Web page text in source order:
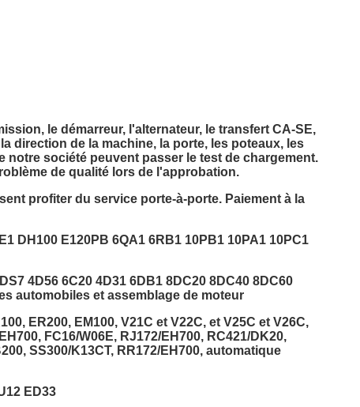
le démarreur, l'alternateur, le transfert CA-SE,
direction de la machine, la porte, les poteaux, les
société peuvent passer le test de chargement.
de qualité lors de l'approbation.
profiter du service porte-à-porte. Paiement à la
DH100 E120PB 6QA1 6RB1 10PB1 10PA1 10PC1
4D56 6C20 4D31 6DB1 8DC20 8DC40 8DC60
automobiles et assemblage de moteur
ER200, EM100, V21C et V22C, et V25C et V26C,
FC16/W06E, RJ172/EH700, RC421/DK20,
SS300/K13CT, RR172/EH700, automatique
ED33